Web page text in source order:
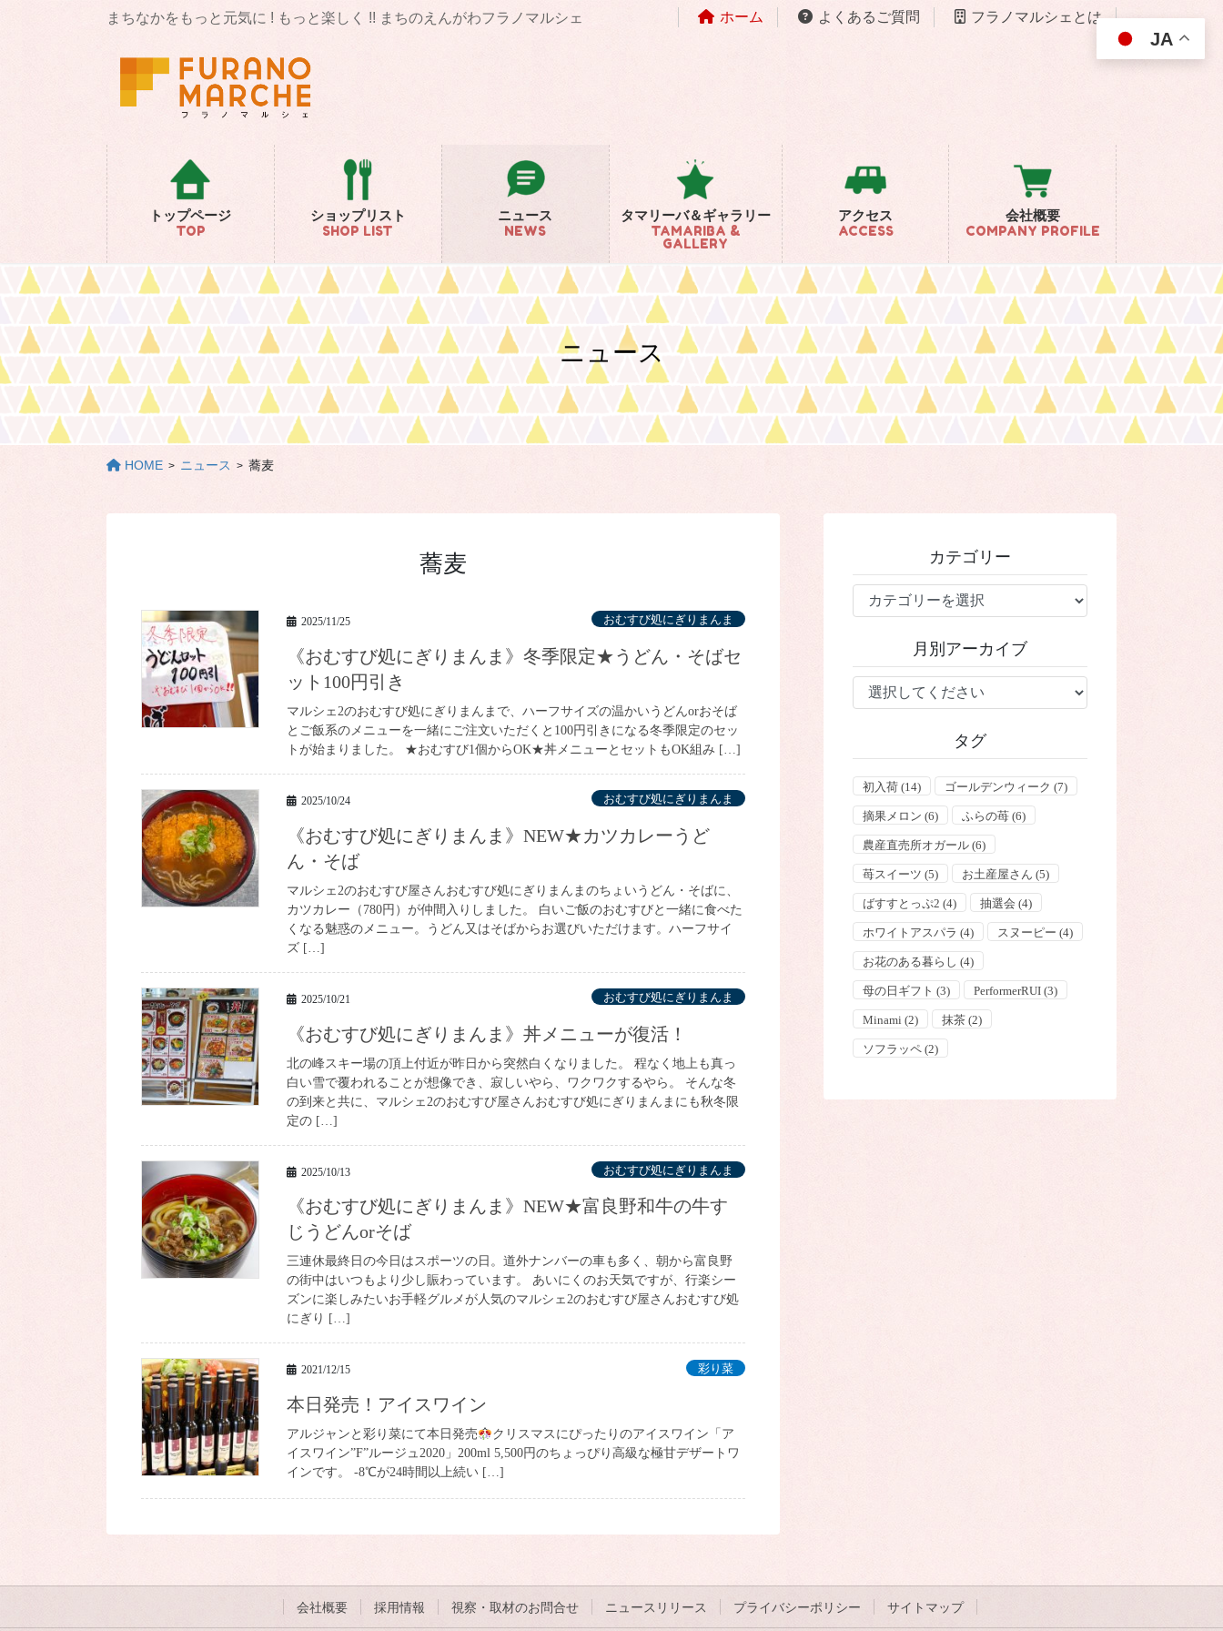
まちなかをもっと元気に ! もっと楽しく !! まちのえんがわフラノマルシェ ホーム よくあるご質問 フラノマルシェとは
トップページ
TOP
ショップリスト
SHOP LIST
ニュース
NEWS
タマリーバ＆ギャラリー
TAMARIBA &
GALLERY
アクセス
ACCESS
会社概要
COMPANY PROFILE
ニュース
HOME ニュース 蕎麦
蕎麦
2025/11/25 おむすび処にぎりまんま
《おむすび処にぎりまんま》冬季限定★うどん・そばセ
ット100円引き
マルシェ2のおむすび処にぎりまんまで、ハーフサイズの温かいうどんorおそば
とご飯系のメニューを一緒にご注文いただくと100円引きになる冬季限定のセッ
トが始まりました。 ★おむすび1個からOK★丼メニューとセットもOK組み […]
2025/10/24 おむすび処にぎりまんま
《おむすび処にぎりまんま》NEW★カツカレーうど
ん・そば
マルシェ2のおむすび屋さんおむすび処にぎりまんまのちょいうどん・そばに、
カツカレー（780円）が仲間入りしました。 白いご飯のおむすびと一緒に食べた
くなる魅惑のメニュー。うどん又はそばからお選びいただけます。ハーフサイ
ズ […]
2025/10/21 おむすび処にぎりまんま
《おむすび処にぎりまんま》丼メニューが復活！
北の峰スキー場の頂上付近が昨日から突然白くなりました。 程なく地上も真っ
白い雪で覆われることが想像でき、寂しいやら、ワクワクするやら。 そんな冬
の到来と共に、マルシェ2のおむすび屋さんおむすび処にぎりまんまにも秋冬限
定の […]
2025/10/13 おむすび処にぎりまんま
《おむすび処にぎりまんま》NEW★富良野和牛の牛す
じうどんorそば
三連休最終日の今日はスポーツの日。道外ナンバーの車も多く、朝から富良野
の街中はいつもより少し賑わっています。 あいにくのお天気ですが、行楽シー
ズンに楽しみたいお手軽グルメが人気のマルシェ2のおむすび屋さんおむすび処
にぎり […]
2021/12/15 彩り菜
本日発売！アイスワイン
アルジャンと彩り菜にて本日発売
クリスマスにぴったりのアイスワイン「ア
イスワイン”F”ルージュ2020」200ml 5,500円のちょっぴり高級な極甘デザートワ
インです。 -8℃が24時間以上続い […]
カテゴリー
テ
ー
月別アーカイブ
タグ
初入荷 (14) ゴールデンウィーク (7)
摘果メロン (6) ふらの苺 (6)
農産直売所オガール (6)
苺スイーツ (5) お土産屋さん (5)
ばすすとっぷ2 (4) 抽選会 (4)
ホワイトアスパラ (4) スヌーピー (4)
お花のある暮らし (4)
母の日ギフト (3) PerformerRUI (3)
Minami (2) 抹茶 (2)
ソフラッペ (2)
会社概要 採用情報 視察・取材のお問合せ ニュースリリース プライバシーポリシー サイトマップ
JA